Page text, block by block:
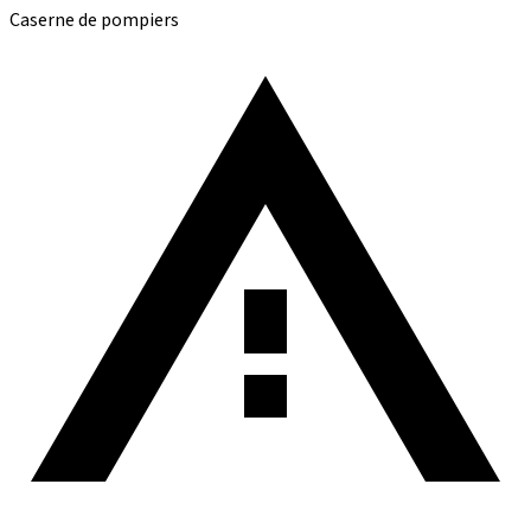
Caserne de pompiers